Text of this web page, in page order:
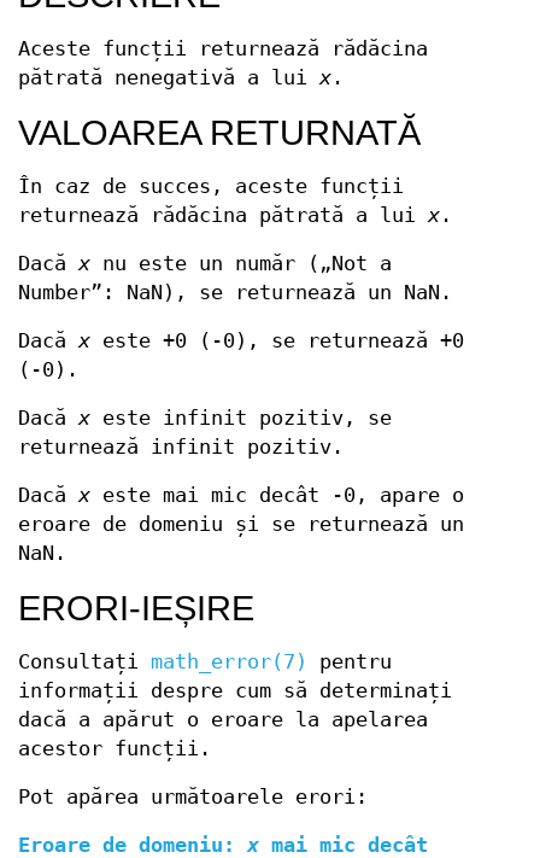
Aceste funcții returnează rădăcina
pătrată nenegativă a lui x .
VALOAREA RETURNATĂ
În caz de succes, aceste funcții
returnează rădăcina pătrată a lui x .
Dacă x nu este un număr („Not a
Number”: NaN), se returnează un NaN.
Dacă x este +0 (-0), se returnează +0
(-0).
Dacă x este infinit pozitiv, se
returnează infinit pozitiv.
Dacă x este mai mic decât -0, apare o
eroare de domeniu și se returnează un
NaN.
ERORI-IEȘIRE
Consultați math_error(7)
pentru
informații despre cum să determinați
dacă a apărut o eroare la apelarea
acestor funcții.
Pot apărea următoarele erori:
Eroare de domeniu: x mai mic decât